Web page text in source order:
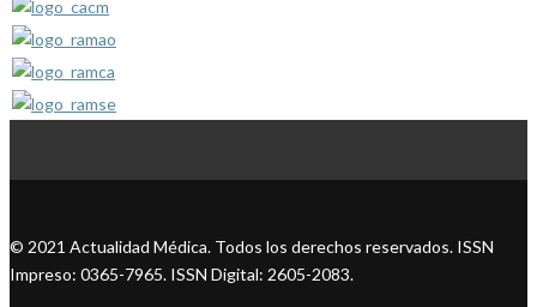
© 2021 Actualidad Médica. Todos los derechos reservados. ISSN
Impreso: 0365-7965. ISSN Digital: 2605-2083.